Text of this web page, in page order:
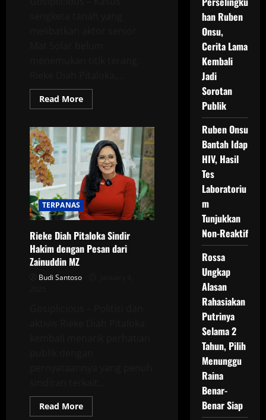
Read MoreRead
more
Diah
Pitaloka
Berduka,
Kasus
Ganti
Rugi
Tanah
Mat
Solar
Masih
Menggantung
TERPANAS
Rieke Diah Pitaloka Sindir
Hakim dengan Pesan dari
Zainuddin MZ
Budi Santoso
Read MoreRead
more
han Ruben
Onsu,
Cerita Lama
Kembali
Jadi
Sorotan
Publik
Ruben Onsu
Bantah Idap
HIV, Hasil
Tes
Laboratoriu
m
Tunjukkan
Non-Reaktif
Rossa
Ungkap
Alasan
Rahasiakan
Putrinya
Selama 2
Tahun, Pilih
Menunggu
Raina
Benar-
Benar Siap